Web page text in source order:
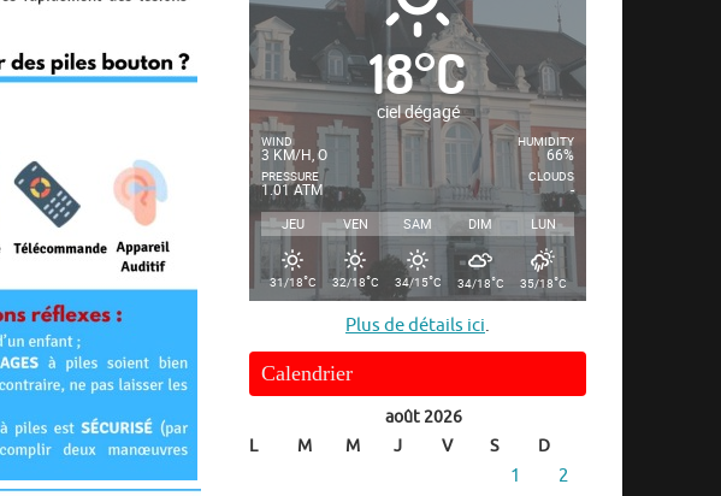
18°C
ciel dégagé
WIND
3 KM/H, O
PRESSURE
1.01 ATM
HUMIDITY
66%
CLOUDS
-
JEU VEN SAM DIM LUN
31/18°C 32/18°C 34/15°C 34/18°C 35/18°C
Plus de détails ici.
Calendrier
août 2026
L
M M J V S D
1
2